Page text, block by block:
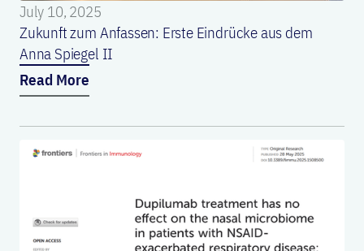
July 10, 2025
Zukunft zum Anfassen: Erste Eindrücke aus dem
Anna Spiegel II
Read More